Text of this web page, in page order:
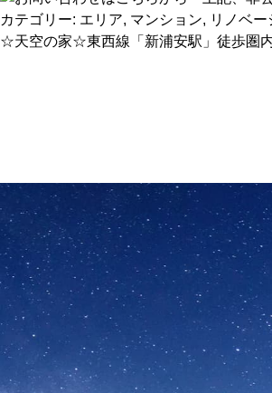
カテゴリー: エリア, マンション, リノベー
☆天空の家☆東西線「新浦安駅」徒歩圏